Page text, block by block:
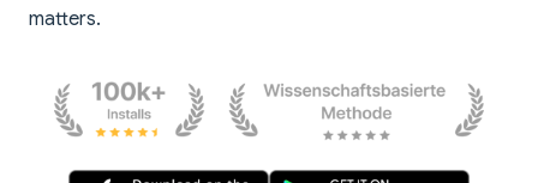
matters.